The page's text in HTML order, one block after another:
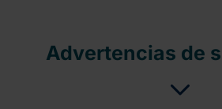
Advertencias de